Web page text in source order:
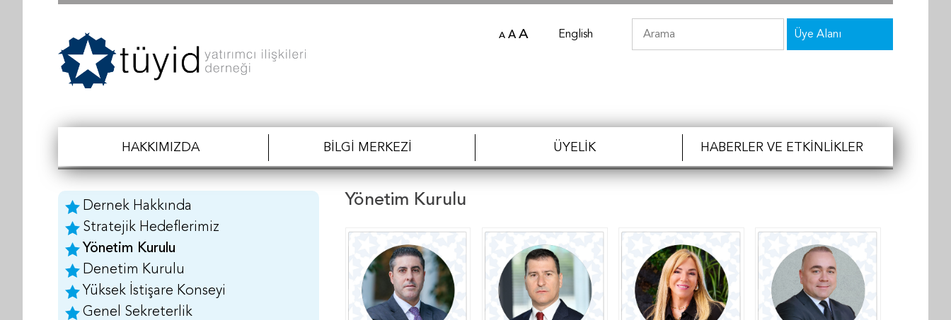
HAKKIMIZDA BILGI MERKEZI ÜYELIK HABERLER VE ETKINLIKLER
A A A English Üye Alanı
Dernek Hakkında
Stratejik Hedeflerimiz
Yönetim Kurulu
Denetim Kurulu
Yüksek İstişare Konseyi
Genel Sekreterlik
Yönetim Kurulu